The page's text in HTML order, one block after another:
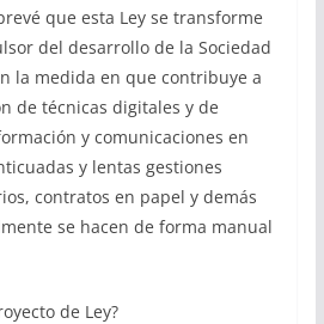
que esta Ley se transforme
del desarrollo de la Sociedad
la medida en que contribuye a
de técnicas digitales y de
y comunicaciones en
y lentas gestiones
contratos en papel y demás
se hacen de forma manual
de Ley?